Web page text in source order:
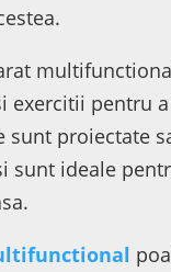
exercitii pentru
sunt proiectate
sunt ideale